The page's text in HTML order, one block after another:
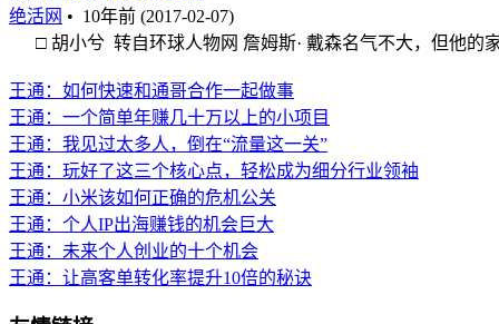
绝活网 • 10年前 (2017-02-07)
□ 胡小兮 转自环球人物网 詹姆斯· 戴森名气不大，但他的
王通：如何快速和通哥合作一起做事
王通：一个简单年赚几十万以上的小项目
王通：我见过太多人，倒在“流量这一关”
王通：玩好了这三个核心点，轻松成为细分行业领袖
王通：小米该如何正确的危机公关
王通：个人IP出海赚钱的机会巨大
王通：未来个人创业的十个机会
王通：让高客单转化率提升10倍的秘诀